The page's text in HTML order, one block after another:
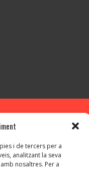
i de tercers per a
analitzant la seva
nosaltres. Per a